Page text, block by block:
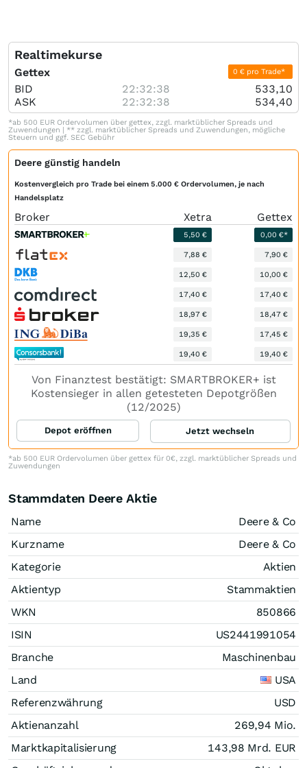
Realtimekurse
Gettex 0 € pro Trade*
BID 22:32:38
533,10
ASK
22:32:38 534,40
*ab 500 EUR Ordervolumen über gettex, zzgl. marktüblicher Spreads und
Zuwendungen | ** zzgl. marktüblicher Spreads und Zuwendungen, mögliche
Steuern und ggf. SEC Gebühr
Deere günstig handeln
Kostenvergleich pro Trade bei einem 5.000 € Ordervolumen, je nach
Handelsplatz
Broker Xetra Gettex
5,50 € 0,00 €*
7,88 € 7,90 €
12,50 € 10,00 €
17,40 € 17,40 €
18,97 € 18,47 €
19,35 € 17,45 €
19,40 € 19,40 €
Von Finanztest bestätigt: SMARTBROKER+ ist
Kostensieger in allen getesteten Depotgrößen
(12/2025)
Depot eröffnen Jetzt wechseln
*ab 500 EUR Ordervolumen über gettex für 0€, zzgl. marktüblicher Spreads und
Zuwendungen
Stammdaten Deere Aktie
Name
Deere & Co
Kurzname
Deere & Co
Kategorie
Aktien
Aktientyp
Stammaktien
WKN
850866
ISIN
US2441991054
Branche
Maschinenbau
Land
USA
Referenzwährung
USD
Aktienanzahl
269,94 Mio.
Marktkapitalisierung
143,98 Mrd. EUR